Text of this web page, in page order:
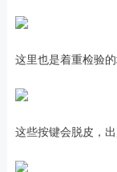
这里也是着重检验
这些按键会脱皮，